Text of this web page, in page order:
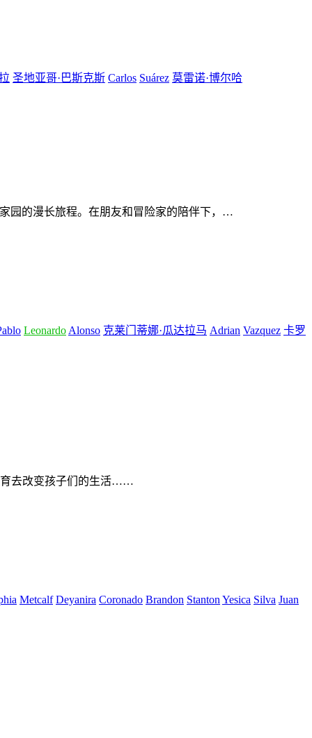
圣地亚哥·巴斯克斯 Carlos Suárez 莫雷诺·博尔哈
园的漫长旅程。在朋友和冒险家的陪伴下，…
LeonardoAlonso 克莱门蒂娜·瓜达拉马 Adrian Vazquez 卡罗
育去改变孩子们的生活……
Metcalf Deyanira Coronado Brandon StantonYesica Silva Juan